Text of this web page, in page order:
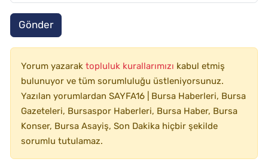
Gönder
Yorum yazarak topluluk kurallarımızı kabul etmiş
bulunuyor ve tüm sorumluluğu üstleniyorsunuz.
Yazılan yorumlardan SAYFA16 | Bursa Haberleri, Bursa
Gazeteleri, Bursaspor Haberleri, Bursa Haber, Bursa
Konser, Bursa Asayiş, Son Dakika hiçbir şekilde
sorumlu tutulamaz.